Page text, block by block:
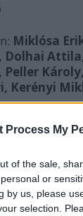
Process My
of the sale,
or
by us, please
selection.
Miklósa
Dolhai
Kerényi